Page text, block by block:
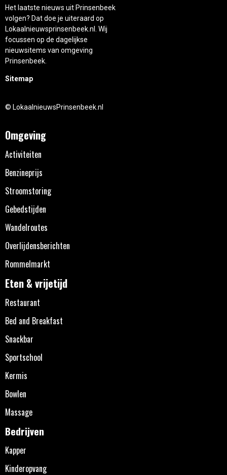
Het laatste nieuws uit Prinsenbeek
volgen? Dat doe je uiteraard op
Lokaalnieuwsprinsenbeek.nl. Wij
focussen op de dagelijkse
nieuwsitems van omgeving
Prinsenbeek.
Sitemap
© LokaalnieuwsPrinsenbeek.nl
Omgeving
Activiteiten
Benzineprijs
Stroomstoring
Gebedstijden
Wandelroutes
Overlijdensberichten
Rommelmarkt
Eten & vrijetijd
Restaurant
Bed and Breakfast
Snackbar
Sportschool
Kermis
Bowlen
Massage
Bedrijven
Kapper
Kinderopvang